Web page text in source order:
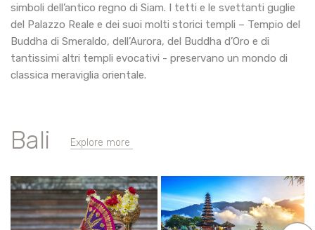
simboli dell’antico regno di Siam. I tetti e le svettanti guglie
del Palazzo Reale e dei suoi molti storici templi – Tempio del
Buddha di Smeraldo, dell’Aurora, del Buddha d’Oro e di
tantissimi altri templi evocativi - preservano un mondo di
classica meraviglia orientale.
Bali Explore more